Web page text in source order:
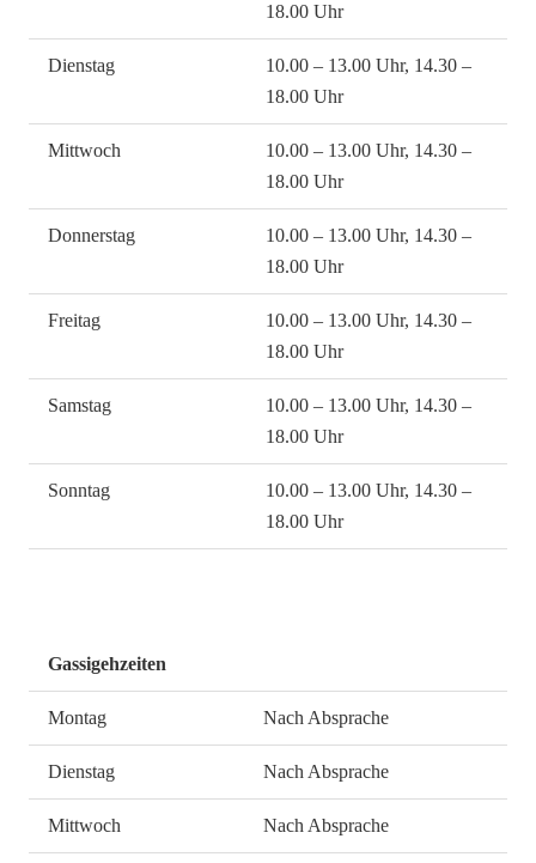
18.00 Uhr
Dienstag
10.00 – 13.00 Uhr, 14.30 –
18.00 Uhr
Mittwoch
10.00 – 13.00 Uhr, 14.30 –
18.00 Uhr
Donnerstag
10.00 – 13.00 Uhr, 14.30 –
18.00 Uhr
Freitag
10.00 – 13.00 Uhr, 14.30 –
18.00 Uhr
Samstag
10.00 – 13.00 Uhr, 14.30 –
18.00 Uhr
Sonntag
10.00 – 13.00 Uhr, 14.30 –
18.00 Uhr
Gassigehzeiten
Montag Nach Absprache
Dienstag Nach Absprache
Mittwoch Nach Absprache